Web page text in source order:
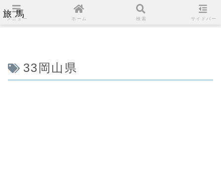
旅馬
33岡山県
メニュー ホーム 検索 サイドバー